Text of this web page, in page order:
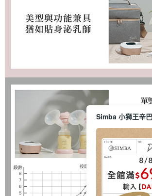
Simba 小獅王辛巴